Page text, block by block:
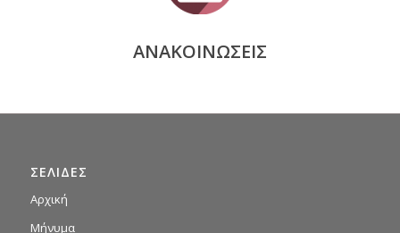
ΑΝΑΚΟΙΝΩΣΕΙΣ
ΣΕΛΙΔΕΣ
Αρχική
Μήνυμα